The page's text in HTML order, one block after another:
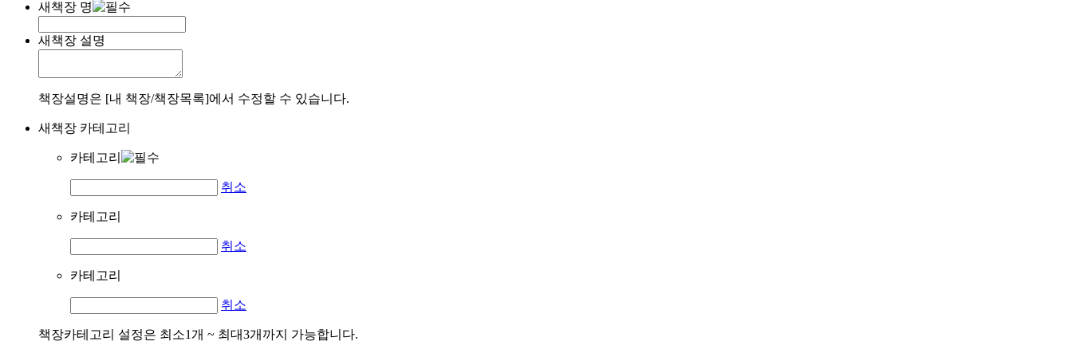
새책장 명
새책장 설명
책장설명은 [내 책장/책장목록]에서 수정할 수 있습니다.
새책장 카테고리
카테고리
취소
카테고리
취소
카테고리
취소
책장카테고리 설정은 최소1개 ~ 최대3개까지 가능합니다.